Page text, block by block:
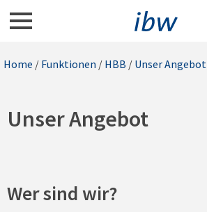
Home / Funktionen / HBB / Unser Angebot
Unser Angebot
Wer sind wir?